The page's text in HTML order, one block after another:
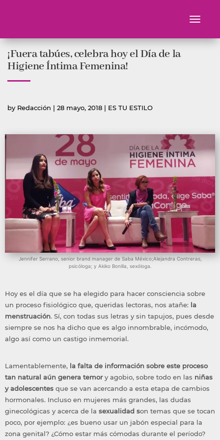
contenido
Toggle
¡Fuera tabúes, celebra hoy el Día de la
Higiene Íntima Femenina!
by Publicado
Redacción | 28 mayo, 2018 | Publicada
ES TU ESTILO
Jennifer Serrano, senior brand manager de Saba México;Alejandra Contreras,
psicóloga; y Akiko Bonilla, sexóloga.
Hoy es el día que se ha elegido para hacer consciencia sobre
un proceso fisiológico que, queridas lectoras, nos atañe: la
menstruación. Sí, con todas sus letras y sin tapujos, pues desde
siempre se nos ha dicho que es algo innombrable, incómodo,
algo así como un castigo inmemorial.
Lamentablemente, la falta de información sobre este proceso
tan natural aún genera temory agobio, sobre todo en las niñas
y adolescentes que se van acercando a esta etapa de cambios
hormonales. Incluso en mujeres más grandes, las dudas
ginecológicas y acerca de la sexualidad son temas que se tocan
poco, por ejemplo: ¿es bueno usar un jabón especial para la
zona genital? ¿Cómo estar más cómodas durante el período?